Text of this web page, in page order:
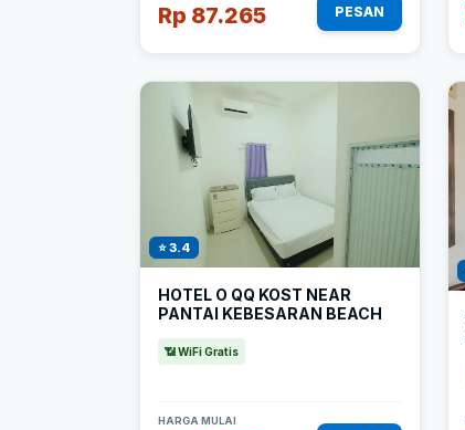
Rp 87.265 PESAN
⭐ 3.4
HOTEL O QQ KOST NEAR
PANTAI KEBESARAN BEACH
📶 WiFi Gratis
HARGA MULAI